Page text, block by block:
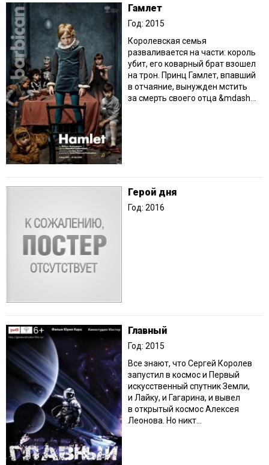
Гамлет
Год: 2015
Королевская семья
разваливается на части: король
убит, его коварный брат взошел
на трон. Принц Гамлет, впавший
в отчаяние, вынужден мстить
за смерть своего отца &mdash...
Герой дня
Год: 2016
Главный
Год: 2015
Все знают, что Сергей Королев
запустил в космос и Первый
искусственный спутник Земли,
и Лайку, и Гагарина, и вывел
в открытый космос Алексея
Леонова. Но никт...